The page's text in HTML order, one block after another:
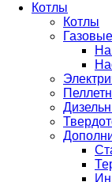
Котлы
Котлы
Газовые